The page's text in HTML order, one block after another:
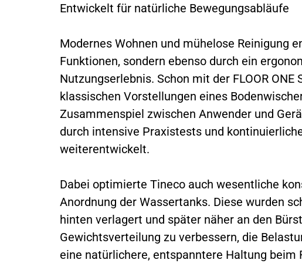
Entwickelt für natürliche Bewegungsabläufe
Modernes Wohnen und mühelose Reinigung
Funktionen, sondern ebenso durch ein
Nutzungserlebnis. Schon mit der FLOOR
klassischen Vorstellungen eines
Zusammenspiel zwischen Anwender und
durch intensive Praxistests und
weiterentwickelt.
Dabei optimierte Tineco auch wesentliche
Anordnung der Wassertanks. Diese wurden
hinten verlagert und später näher an den
Gewichtsverteilung zu verbessern, die
eine natürlichere, entspanntere Haltung beim